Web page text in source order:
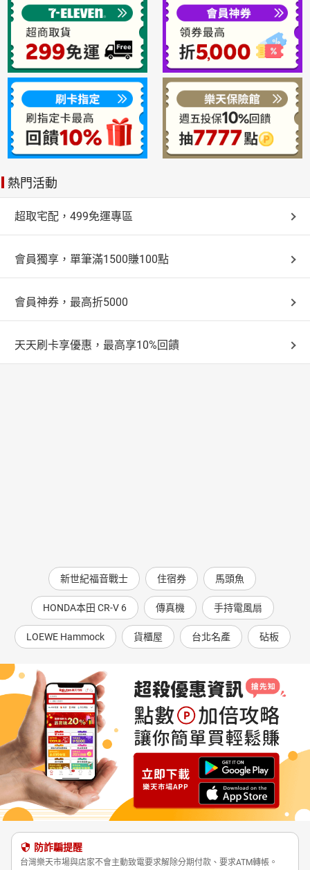
熱門活動
超取宅配，499免運專區
會員獨享，單筆滿1500賺100點
會員神券，最高折5000
天天刷卡享優惠，最高享10%回饋
新世紀福音戰士 住宿券 馬頭魚
HONDA本田 CR-V 6 傳真機 手持電風扇
LOEWE Hammock 貨櫃屋 台北名產 砧板
防詐騙提醒
台灣樂天市場與店家不會主動致電要求解除分期付款、要求ATM轉帳。